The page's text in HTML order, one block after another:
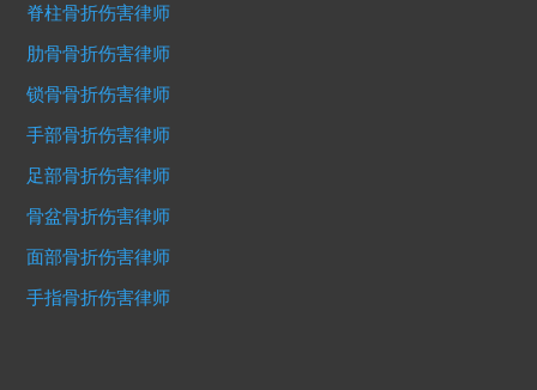
脊柱骨折伤害律师
肋骨骨折伤害律师
锁骨骨折伤害律师
手部骨折伤害律师
足部骨折伤害律师
骨盆骨折伤害律师
面部骨折伤害律师
手指骨折伤害律师